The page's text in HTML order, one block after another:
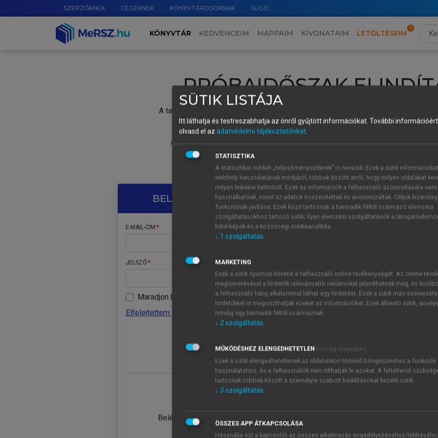
SZERZŐKNEK CÉGEKNEK KÖNYVTÁROSOKNAK SÚGÓ
KÖNYVTÁR KEDVENCEIM MAPPÁIM KIVONATAIM LETÖLTÉSEIM
PRÓBAIDŐSZAK
A tartalom megtekintéséhez lépj be a saját fiókoddal, iskolai azonosítóddal vagy
Új felhasználóként1 óra díjmentes hozzáférésrevagy
A próbaidőszak elindításához,
vagy hozz
A regisztráció után a
BELÉPÉS SAJÁT FIÓKKAL
E-MAIL-CÍM
JELSZÓ
Maradjon belépve
Elfelejtettem a jelszavamat
Belépés intézményi azonosítóval
ÚJ FIÓK
1 óra
JELSZÓ
Kérek értesítést a MeRSZ
Kérek értesítést az
SÜTIK LISTÁJA
Itt láthatja és testreszabhatja az önről gyűjtött információkat. További
olvasd el az adatvédelmi tájékoztatónkat.
STATISZTIKA
A statisztikai sütiket „teljesítménysütiknek” is nevezik. Ezek a sütik
webhely használatának módjáról, többek között arról, hogy milyen oldalakat
milyen linkekre kattintott. Ezek az információk a felhasználó azonosítására nem
használhatóak, mivel az adatok összesítettek és anonimizáltak. Céljuk
funkcióinak javítása. Ezek közé tartoznak a harmadik féltől származó elemzési
szolgáltatásokhoz tartozó sütik; ilyen elemzési szolgáltatások a
hőtérképek és a közösségi médiaanalitika.
↓ 1 szolgáltatás
MARKETING
Ezek a sütik nyomon követik a felhasználó online tevékenységét. Az online
megismerésével a hirdetők relevánsabb reklámokat jeleníthetnek meg, és
a felhasználó hány alkalommal láthat egy hirdetést. Ezek a sütik más
hirdetőkkel is megoszthatják ezeket az információkat. Ezek állandó sütik,
mindig egy harmadik féltől származnak.
↓ 2szolgáltatás
MŰKÖDÉSHEZ ELENGEDHETETLEN (mindig szükséges)
Ezek a sütik elengedhetetlenek az oldalunkon történő böngészéshez,a funkciók
használatához, és a felhasználók nem tilthatják le azokat. A feltétlenül
tartoznak többek között a személyre szabott beállításokat kezelő sütik.
↓ 3 szolgáltatás
ÖSSZES APP ÁTKAPCSOLÁSA
Használja ezt a kapcsolót az összes alkalmazás engedélyezéséhez/